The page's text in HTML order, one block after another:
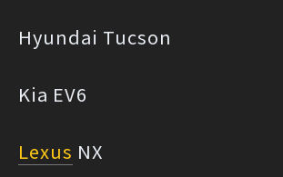
Hyundai Tucson
Kia EV6
Lexus NX